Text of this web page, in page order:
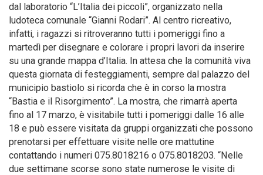
dal laboratorio “L’Italia dei piccoli”, organizzato nella
ludoteca comunale “Gianni Rodari”. Al centro ricreativo,
infatti, i ragazzi si ritroveranno tutti i pomeriggi fino a
martedì per disegnare e colorare i propri lavori da inserire
su una grande mappa d’Italia. In attesa che la comunità viva
questa giornata di festeggiamenti, sempre dal palazzo del
municipio bastiolo si ricorda che è in corso la mostra
“Bastia e il Risorgimento”. La mostra, che rimarrà aperta
fino al 17 marzo, è visitabile tutti i pomeriggi dalle 16 alle
18 e può essere visitata da gruppi organizzati che possono
prenotarsi per effettuare visite nelle ore mattutine
contattando i numeri 075.8018216 o 075.8018203. “Nelle
due settimane scorse sono state numerose le visite di